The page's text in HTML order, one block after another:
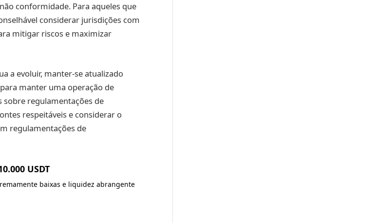
conformidade. Para aqueles que
considerar jurisdições com
mitigar riscos e maximizar
a evoluir, manter-se atualizado
manter uma operação de
sobre regulamentações de
respeitáveis e considerar o
regulamentações de
USDT
baixas e liquidez abrangente